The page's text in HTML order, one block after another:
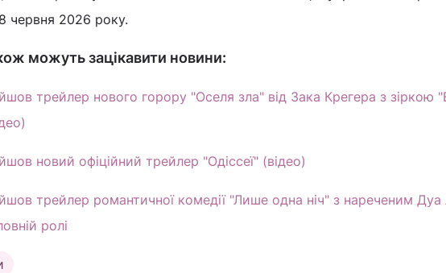
червня 2026 року.
можуть зацікавити новини:
трейлер нового горору "Оселя зла" від Зака Крегера з зіркою
новий офіційний трейлер "Одіссеї" (відео)
трейлер романтичної комедії "Лише одна ніч" з нареченим Дуа
ролі